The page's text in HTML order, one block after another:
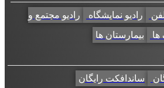
رادیو نمایشگاه رادیو مجتمع و
بیمارستان ها
ساندافکت رایگان